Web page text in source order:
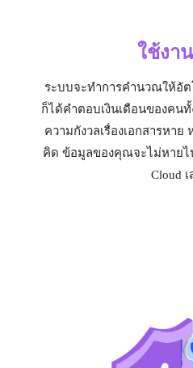
ใช้งา
ระบบจะทำการคำนวณให้อั
ก็ได้คำตอบเงินเดือนของคน
ความกังวลเรื่องเอกสารหา
คิด ข้อมูลของคุณจะไม่หายไ
Cloud